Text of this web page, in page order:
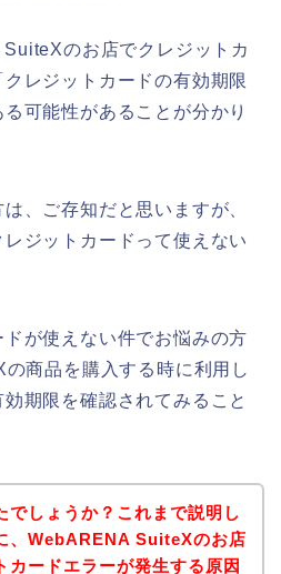
のお店でクレジットカ
レジットカードの有効期限
可能性があることが分かり
、ご存知だと思いますが、
ジットカードって使えない
が使えない件でお悩みの方
商品を購入する時に利用し
期限を確認されてみること
でしょうか？これまで説明し
、WebARENA SuiteXのお店
カードエラーが発生する原因